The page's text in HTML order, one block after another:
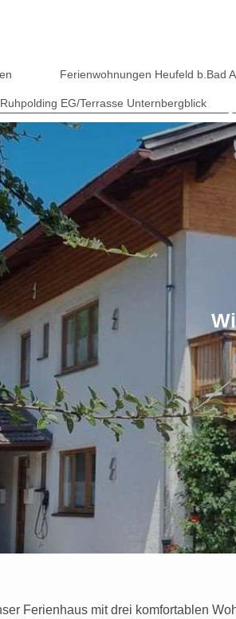
Ferienwohnungen Heufeld b.Bad
Ruhpolding EG/Terrasse Unternbergblick
Ferienhaus mit drei komfortablen